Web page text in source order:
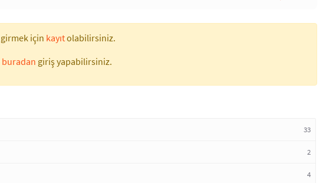
girmek için kayıtolabilirsiniz.
buradan giriş yapabilirsiniz.
33
2
4